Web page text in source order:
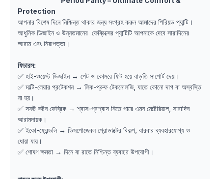
Protection
আপনার বিশেষ দিনে নিশ্চিন্ত থাকার জন্য সংগ্রহ করুন আমাদের পিরিয়ড প্যান্টি।
আধুনিক ডিজাইন ও উন্নতমানের ফেব্রিক্সের প্যান্টিটি আপনাকে দেবে সারাদিনের
আরাম এবং নিরাপত্তা।
ফিচারস:
✅ হাই-ওয়েস্ট ডিজাইন → পেট ও কোমরে ফিট হয়ে বাড়তি সাপোর্ট দেয়।
✅ মাল্টি-লেয়ার প্রটেকশন → লিক-প্রুফ টেকনোলজি, যাতে কোনো দাগ বা অস্বস্তি
না হয়।
✅ সফট কটন ফেব্রিক → শ্বাস-প্রশ্বাস নিতে পারে এমন মেটেরিয়াল, সারাদিন
আরামদায়ক।
✅ ইকো-ফ্রেন্ডলি → ডিসপোজেবল প্রোডাক্টের বিকল্প, বারবার ব্যবহারযোগ্য ও
ধোয়া যায়।
✅ শোষণ ক্ষমতা → দিনে বা রাতে নিশ্চিন্ত ব্যবহার উপযোগী।